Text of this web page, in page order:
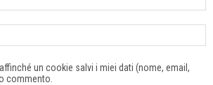
un cookie salvi i miei dati (nome, email,
commento.